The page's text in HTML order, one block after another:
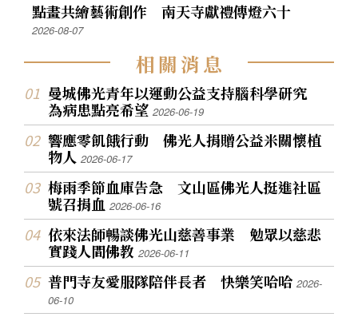
點畫共繪藝術創作 南天寺獻禮傳燈六十
2026-08-07
相關消息
曼城佛光青年以運動公益支持腦科學研究
為病患點亮希望2026-06-19
響應零飢餓行動 佛光人捐贈公益米關懷植
物人2026-06-17
梅雨季節血庫告急 文山區佛光人挺進社區
號召捐血2026-06-16
依來法師暢談佛光山慈善事業 勉眾以慈悲
實踐人間佛教2026-06-11
普門寺友愛服隊陪伴長者 快樂笑哈哈2026-
06-10